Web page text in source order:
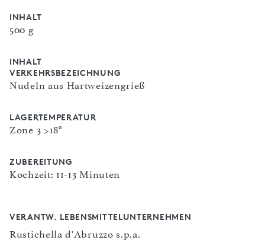
INHALT
500 g
INHALT
VERKEHRSBEZEICHNUNG
Nudeln aus Hartweizengrieß
LAGERTEMPERATUR
Zone 3 >18°
ZUBEREITUNG
Kochzeit: 11-13 Minuten
VERANTW. LEBENSMITTELUNTERNEHMEN
Rustichella d'Abruzzo s.p.a.